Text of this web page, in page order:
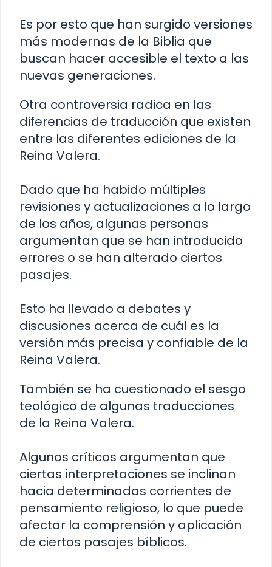
Es por esto que han surgido versiones
más modernas de la Biblia que
buscan hacer accesible el texto a las
nuevas generaciones.
Otra controversia radica en las
diferencias de traducción que existen
entre las diferentes ediciones de la
Reina Valera.
Dado que ha habido múltiples
revisiones y actualizaciones a lo largo
de los años, algunas personas
argumentan que se han introducido
errores o se han alterado ciertos
pasajes.
Esto ha llevado a debates y
discusiones acerca de cuál es la
versión más precisa y confiable de la
Reina Valera.
También se ha cuestionado el sesgo
teológico de algunas traducciones
de la Reina Valera.
Algunos críticos argumentan que
ciertas interpretaciones se inclinan
hacia determinadas corrientes de
pensamiento religioso, lo que puede
afectar la comprensión y aplicación
de ciertos pasajes bíblicos.